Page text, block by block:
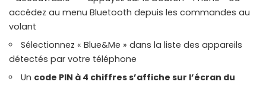
accédez au menu Bluetooth depuis les commandes au
volant
Sélectionnez « Blue&Me » dans la liste des appareils
détectés par votre téléphone
Un code PIN à 4 chiffres s’affiche sur l’écran du